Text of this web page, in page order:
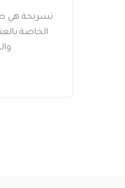
تسريحة هي
الخاصة